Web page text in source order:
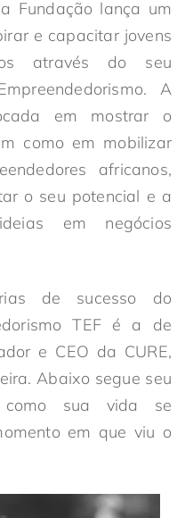
Fundação lança um
e capacitar jovens
através do seu
A
em mostrar o
como em mobilizar
africanos,
o seu potencial e a
em negócios
de sucesso do
TEF é a de
e CEO da CURE,
Abaixo segue seu
como sua vida se
em que viu o